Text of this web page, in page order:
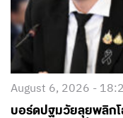
August 6, 2026 -
บอร์ดปฐมวัยลุยพลิกโ